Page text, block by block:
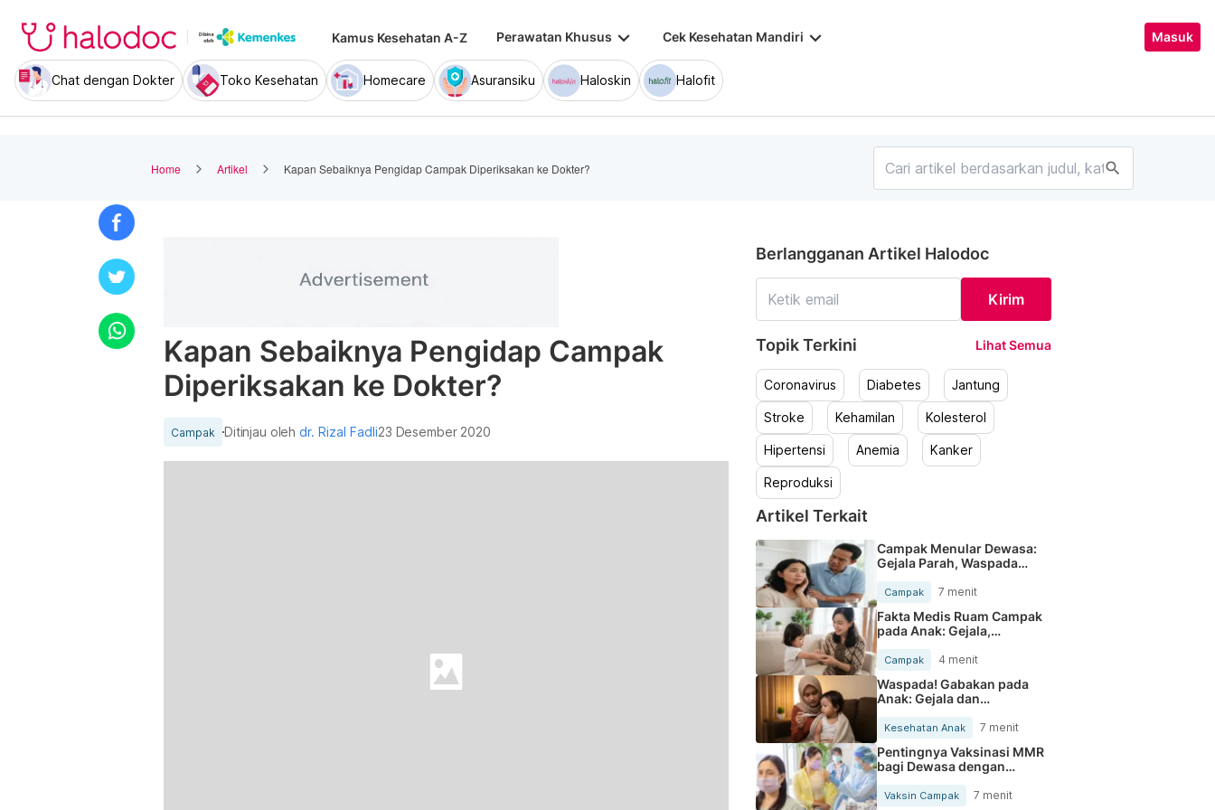
Kamus Kesehatan A-Z Perawatan Khusus keyboard_arrow_down Cek Kesehatan Mandiri keyboard_arrow_down Masuk
Chat dengan Dokter Toko Kesehatan Homecare Asuransiku Haloskin Halofit
Home Artikel Kapan Sebaiknya Pengidap Campak Diperiksakan ke Dokter? search
Kapan Sebaiknya Pengidap Campak
Diperiksakan ke Dokter?
Campak Ditinjau olehdr. Rizal Fadli23 Desember 2020
Berlangganan Artikel Halodoc
Kirim
Topik Terkini Lihat Semua
Coronavirus Diabetes Jantung
Stroke Kehamilan Kolesterol
Hipertensi Anemia Kanker
Reproduksi
Artikel Terkait
Campak Menular Dewasa:
Gejala Parah, Waspada
Campak 7 menit
Fakta Medis Ruam Campak
pada Anak: Gejala,
Pengobatan, dan
Pencegahan
Campak 4 menit
Waspada! Gabakan pada
Anak: Gejala dan
Kesehatan Anak 7 menit
Pentingnya Vaksinasi MMR
bagi Dewasa dengan
Riwayat Vaksinasi yang
Tidak Diketahui
Vaksin Campak 7 menit